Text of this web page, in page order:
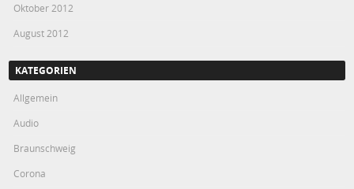
Oktober 2012
August 2012
KATEGORIEN
Allgemein
Audio
Braunschweig
Corona